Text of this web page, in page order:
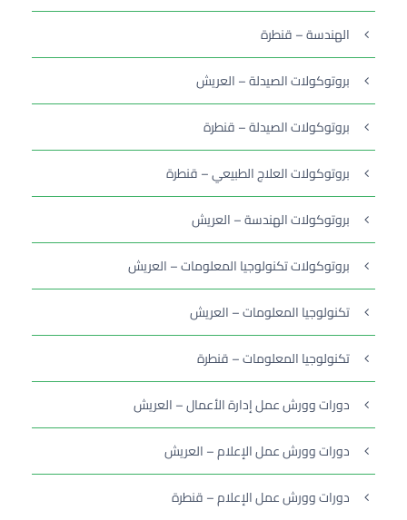
الهندسة – قنطرة
بروتوكولات الصيدلة – العريش
بروتوكولات الصيدلة – قنطرة
بروتوكولات العلاج الطبيعي – قنطرة
بروتوكولات الهندسة – العريش
بروتوكولات تكنولوجيا المعلومات – العريش
تكنولوجيا المعلومات – العريش
تكنولوجيا المعلومات – قنطرة
دورات وورش عمل إدارة الأعمال – العريش
دورات وورش عمل الإعلام – العريش
دورات وورش عمل الإعلام – قنطرة